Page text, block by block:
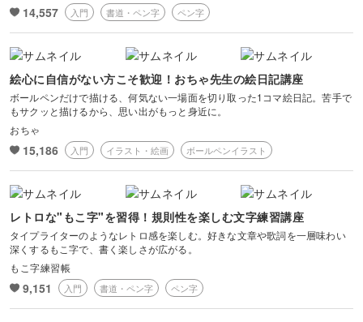
パンチニードル
刺し子
クロスステッチ
オートクチュール刺繍
リボン刺繍
ビーズ刺繍
フランス刺繍
ソウタシエ
レース編み
マクラメ
クラフトバンド
あみぐるみ
布小物
和裁
洋裁
ボールペンイラスト
アクリル絵の具
アルコールインクアート
コピック
色鉛筆
油絵
水彩画
フェイクスイーツ
ミニチュアフード
ミニチュア雑貨
ドール服
ドールハウス
ネイル検定
ネイルケア
プラバンアクセサリー
レジンアクセサリー
ビーズアクセサリー
キャンドル
すべて
キャンドルホルダー
マーブルキャンドル
スイーツキャンドル
ソイキャンドル
ジェルキャンドル
カリグラフィー・レ
タリング
すべて
カリグラフィー
レタリング
絵付け・ペインティ
ング
すべて
ポーセラーツ
トールペイント
上絵付け
書道・ペン字
すべて
ペン字
筆文字
ペーパークラフト
すべて
ペーパーアート
切り絵
ハンドメイド
すべて
石鹸作り
羊毛フェルト
ライフスタイル
すべて
整理収納・片付け
フィットネス
すべて
フィットネス
クッキング
すべて
ビジネス
すべて
カメラ・写真
14,557 入門 書道・ペン字 ペン字
絵心に自信がない方こそ歓迎！おちゃ先生の絵日記講座
ボールペンだけで描ける、何気ない一場面を切り取った1コマ絵日記。苦手で
もサクッと描けるから、思い出がもっと身近に。
おちゃ
15,186 入門 イラスト・絵画 ボールペンイラスト
レトロな"もこ字"を習得！規則性を楽しむ文字練習講座
タイプライターのようなレトロ感を楽しむ。好きな文章や歌詞を一層味わい
深くするもこ字で、書く楽しさが広がる。
もこ字練習帳
9,151 入門 書道・ペン字 ペン字